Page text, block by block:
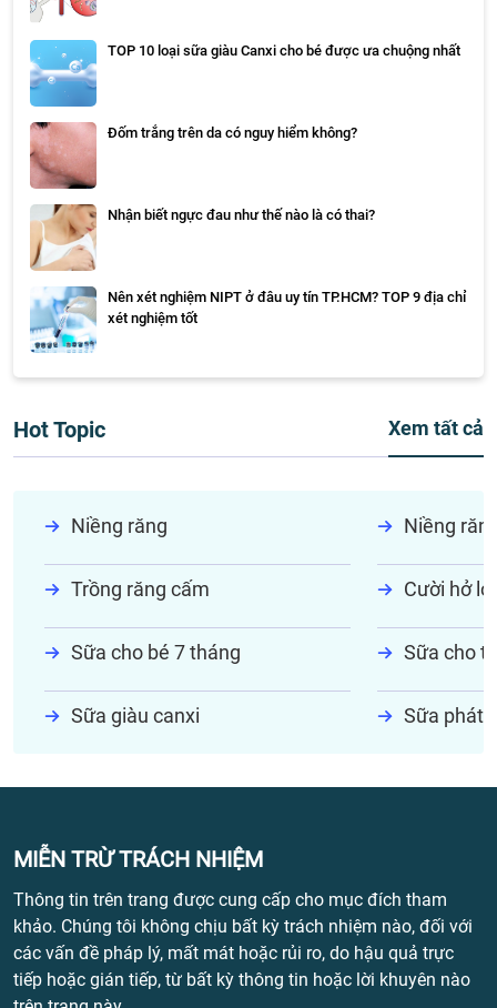
TOP 10 loại sữa giàu Canxi cho bé được ưa chuộng nhất
Đốm trắng trên da có nguy hiểm không?
Nhận biết ngực đau như thế nào là có thai?
Nên xét nghiệm NIPT ở đâu uy tín TP.HCM? TOP 9 địa chỉ
xét nghiệm tốt
Hot Topic Xem tất cả
Niềng răng Niềng
Trồng răng cấm Cười hở lợi
Sữa cho bé 7 tháng Sữa cho
Sữa giàu canxi Sữa phát
MIỄN TRỪ TRÁCH NHIỆM
Thông tin trên trang được cung cấp cho mục đích tham
khảo. Chúng tôi không chịu bất kỳ trách nhiệm nào, đối với
các vấn đề pháp lý, mất mát hoặc rủi ro, do hậu quả trực
tiếp hoặc gián tiếp, từ bất kỳ thông tin hoặc lời khuyên nào